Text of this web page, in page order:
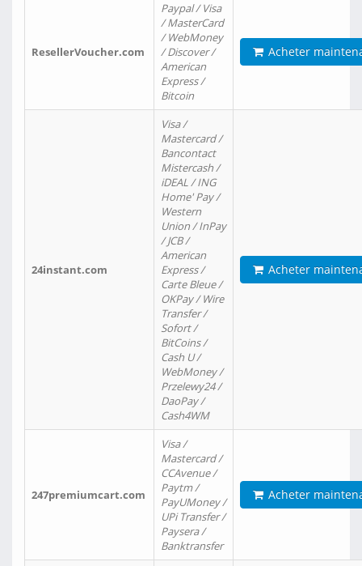
ResellerVoucher.com
Paypal / Visa
/ MasterCard
/ WebMoney
/ Discover /
American
Express /
Bitcoin
Acheter
24instant.com
Visa /
Mastercard /
Bancontact
Mistercash /
iDEAL / ING
Home' Pay /
Western
Union / InPay
/ JCB /
American
Express /
Carte Bleue /
OKPay / Wire
Transfer /
Sofort /
BitCoins /
Cash U /
WebMoney /
Przelewy24 /
DaoPay /
Cash4WM
Acheter
247premiumcart.com
Visa /
Mastercard /
CCAvenue /
Paytm /
PayUMoney /
UPi Transfer /
Paysera /
Banktransfer
Acheter